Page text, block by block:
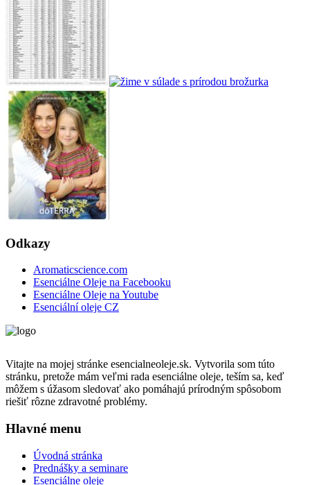
Odkazy
Aromaticscience.com
Esenciálne Oleje na Facebooku
Esenciálne Oleje na Youtube
Esenciální oleje CZ
Vitajte na mojej stránke esencialneoleje.sk. Vytvorila som túto
stránku, pretože mám veľmi rada esenciálne oleje, teším sa, keď
môžem s úžasom sledovať ako pomáhajú prírodným spôsobom
riešiť rôzne zdravotné problémy.
Hlavné menu
Úvodná stránka
Prednášky a seminare
Esenciálne oleje